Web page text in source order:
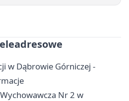
w Dąbrowie Górniczej -
Nr 2 w